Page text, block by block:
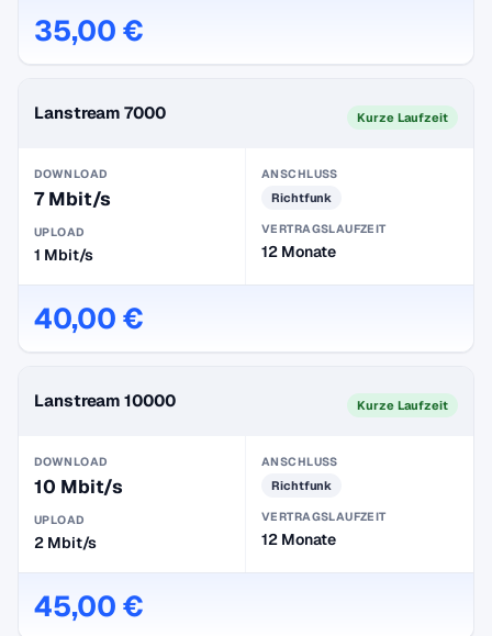
35,00 €
Lanstream 7000 Kurze Laufzeit
DOWNLOAD
7 Mbit/s
UPLOAD
1 Mbit/s
ANSCHLUSS
Richtfunk
VERTRAGSLAUFZEIT
12 Monate
40,00 €
Lanstream 10000 Kurze Laufzeit
DOWNLOAD
10 Mbit/s
UPLOAD
2 Mbit/s
ANSCHLUSS
Richtfunk
VERTRAGSLAUFZEIT
12 Monate
45,00 €